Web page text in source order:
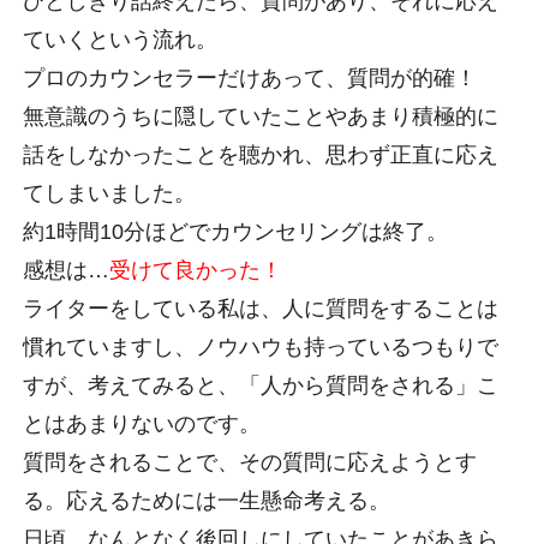
ていくという流れ。
プロのカウンセラーだけあって、質問が的確！
無意識のうちに隠していたことやあまり積極的に
話をしなかったことを聴かれ、思わず正直に応え
てしまいました。
約1時間10分ほどでカウンセリングは終了。
感想は…受けて良かった！
ライターをしている私は、人に質問をすることは
慣れていますし、ノウハウも持っているつもりで
すが、考えてみると、「人から質問をされる」こ
とはあまりないのです。
質問をされることで、その質問に応えようとす
る。応えるためには一生懸命考える。
日頃、なんとなく後回しにしていたことがあきら